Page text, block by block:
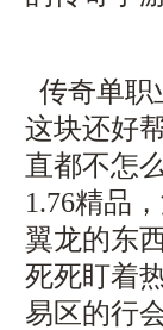
传奇单职
这块还好
直都不怎
1.76精品
翼龙的东
死死盯着
易区的行